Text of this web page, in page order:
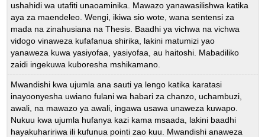
ushahidi wa utafiti unaoaminika. Mawazo yanawasilishwa katika
aya za maendeleo. Wengi, ikiwa sio wote, wana sentensi za
mada na zinahusiana na Thesis. Baadhi ya vichwa na vichwa
vidogo vinaweza kufafanua shirika, lakini matumizi yao
yanaweza kuwa yasiyofaa, yasiyofaa, au haitoshi. Mabadiliko
zaidi ingekuwa kuboresha mshikamano.
Mwandishi kwa ujumla ana sauti ya lengo katika karatasi
inayoonyesha uwiano fulani wa habari za chanzo, uchambuzi,
awali, na mawazo ya awali, ingawa usawa unaweza kuwapo.
Nukuu kwa ujumla hufanya kazi kama msaada, lakini baadhi
hayakuhaririwa ili kufunua pointi zao kuu. Mwandishi anaweza